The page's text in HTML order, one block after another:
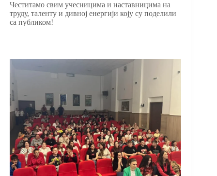
Честитамо свим учесницима и наставницима на
труду, таленту и дивној енергији коју су поделили
са публиком!